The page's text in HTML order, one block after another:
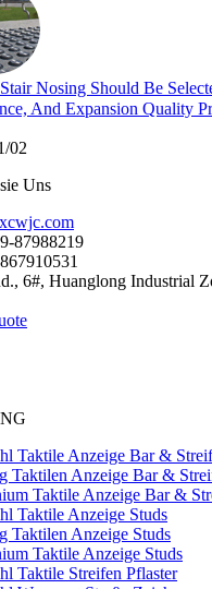
Nosing Should Be
And Expansion Quality
02
Uns
87988219
6#, Huanglong Industrial
Taktile Anzeige Bar &
Taktilen Anzeige Bar &
Taktile Anzeige Bar &
Taktile Anzeige Studs
Taktilen Anzeige Studs
Taktile Anzeige Studs
Taktile Streifen Pflaster